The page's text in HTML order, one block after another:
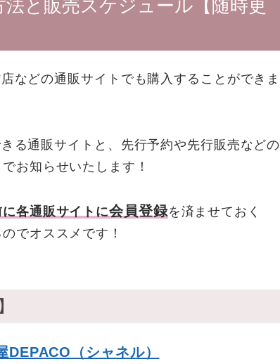
と販売スケジュール【随時更
などの通販サイトでも購入することができま
る通販サイトと、先行予約や先行販売などの
お知らせいたします！
に各通販サイトに会員登録を済ませておく
でオススメです！
DEPACO（シャネル）